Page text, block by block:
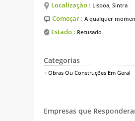
Localização : Lisboa, Sintra
Começar : A qualquer
Estado : Recusado
Categorias
Obras Ou Construções Em Geral
Empresas que